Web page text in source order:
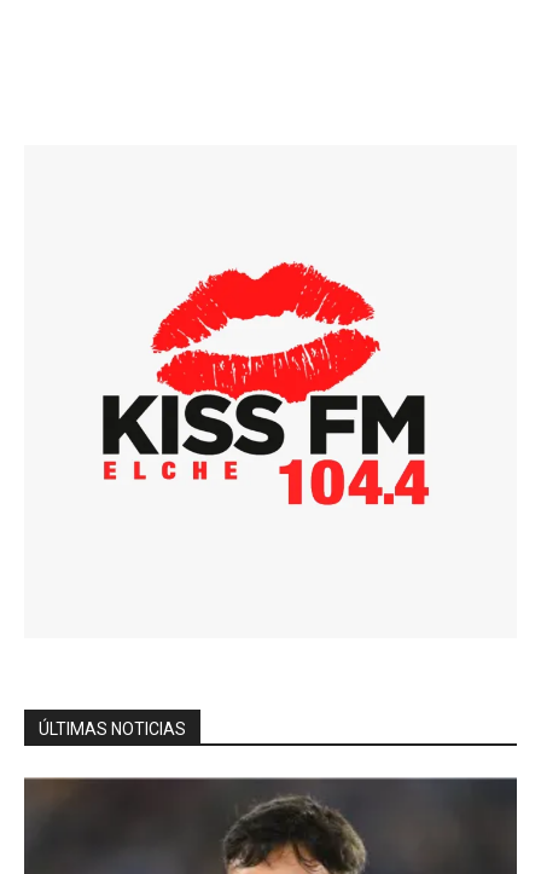
ÚLTIMAS NOTICIAS